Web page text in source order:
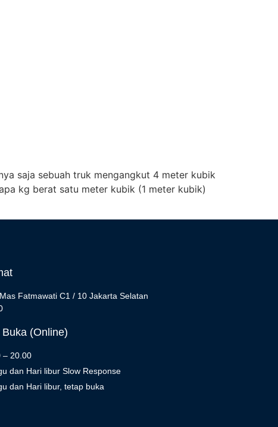
saja sebuah truk mengangkut 4 meter kubik
kg berat satu meter kubik (1 meter kubik)
Fatmawati C1 / 10 Jakarta Selatan
(Online)
– 20.00
dan Hari libur Slow Response
dan Hari libur, tetap buka